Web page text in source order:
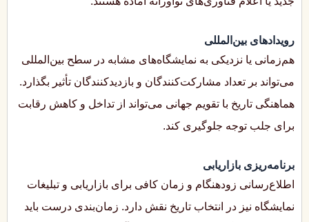
رویدادهای بین‌المللی
هم‌زمانی یا نزدیکی به نمایشگاه‌های مشابه در سطح بین‌المللی
می‌تواند بر تعداد مشارکت‌کنندگان و بازدیدکنندگان تأثیر بگذارد.
هماهنگی تاریخ با تقویم جهانی می‌تواند از تداخل و کاهش رقابت
برای جلب توجه جلوگیری کند.
برنامه‌ریزی بازاریابی
اطلاع‌رسانی زودهنگام و زمان کافی برای بازاریابی و تبلیغات
نمایشگاه نیز در انتخاب تاریخ نقش دارد. زمان‌بندی درست باید